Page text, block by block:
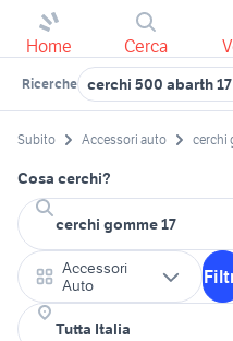
Home Cerca
Ricerche cerchi 500 abarth
Subito Accessori auto cerchi
Cosa cerchi?
Accessori
Auto